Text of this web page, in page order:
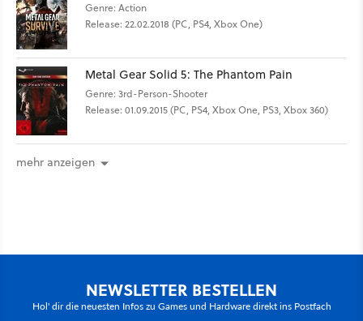
Genre: Action
Release: 22.02.2018 (PC, PS4, Xbox One)
Metal Gear Solid 5: The Phantom Pain
Genre: 3rd-Person-Shooter
Release: 01.09.2015 (PC, PS4, Xbox One, PS3, Xbox 360)
mehr anzeigen
NEWSLETTER BESTELLEN
Hol' dir die neuesten Infos zu Games und Hardware direkt ins Postfach